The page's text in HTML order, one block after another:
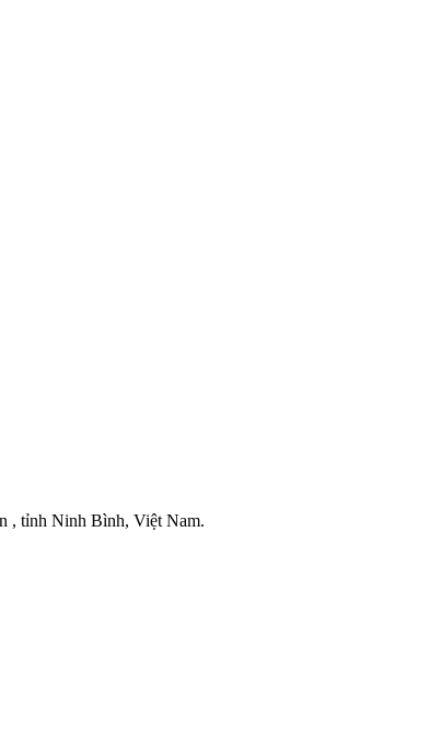
, tỉnh Ninh Bình, Việt Nam.